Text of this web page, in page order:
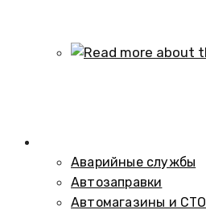
Аварийные службы
Автозаправки
Автомагазины и СТО